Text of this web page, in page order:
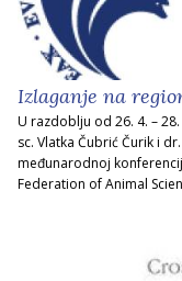
Izlaganje na
U razdoblju od 26. 4. –
sc. Vlatka Čubrić Čurik i
međunarodnoj
Federation of Animal